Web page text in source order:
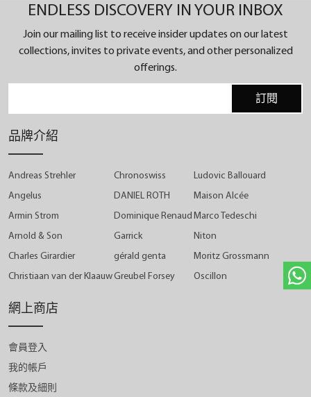
ENDLESS DISCOVERY IN YOUR INBOX
Join our mailing list to receive insider updates on our latest
collections, invites to private events, and other personalized
offerings.
訂閱
品牌介紹
Andreas Strehler
Angelus
Armin Strom
Arnold & Son
Charles Girardier
Christiaan van der Klaauw
Chronoswiss
DANIEL ROTH
Dominique Renaud
Garrick
gérald genta
Greubel Forsey
Ludovic Ballouard
Maison Alcée
Marco Tedeschi
Niton
Moritz Grossmann
Oscillon
網上商店
會員登入
我的帳戶
條款及細則